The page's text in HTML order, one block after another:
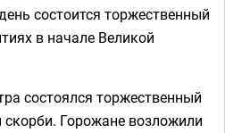
состоится торжественный
в начале Великой
состоялся торжественный
Горожане возложили